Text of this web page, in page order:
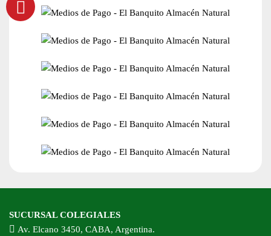
SUCURSAL COLEGIALES
Av. Elcano 3450, CABA, Argentina.